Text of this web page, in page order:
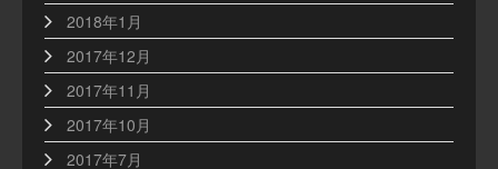
2018年1月
2017年12月
2017年11月
2017年10月
2017年7月